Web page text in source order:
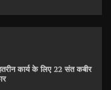
कार्य के लिए 22 संत कबीर